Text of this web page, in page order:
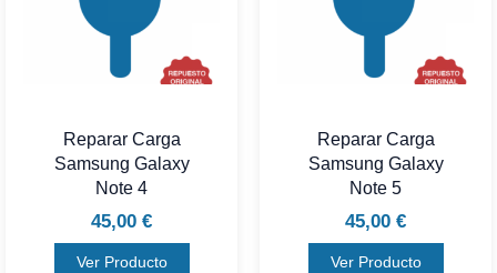
Reparar Carga
Samsung Galaxy
Note 4
45,00 €
Ver Producto
Reparar Carga
Samsung Galaxy
Note 5
45,00 €
Ver Producto